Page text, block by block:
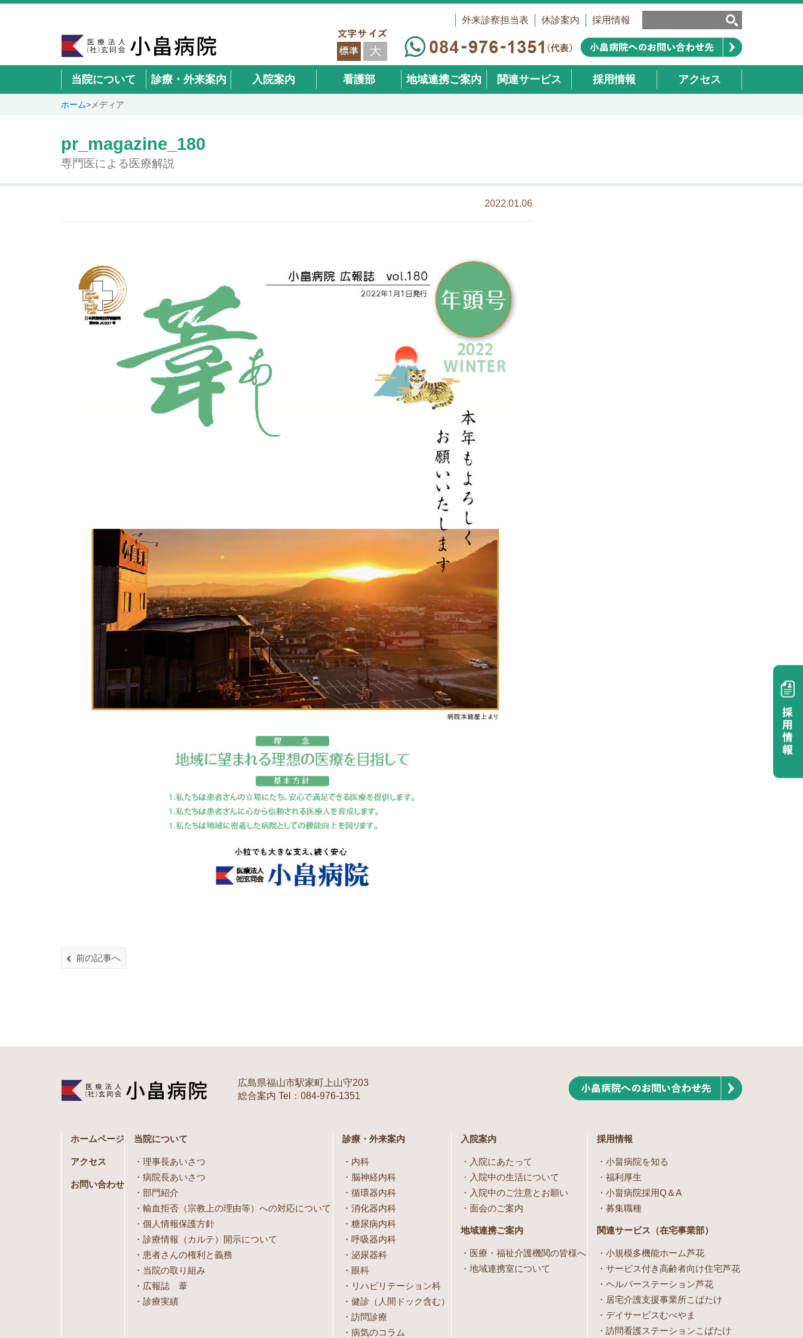
外来診察担当表 休診案内 採用情報
当院について 診療・外来案内 入院案内 看護部 地域連携ご案内 関連サービス 採用情報 アクセス
ホーム> メディア
pr_magazine_180
専門医による医療解説
2022.01.06
前の記事へ
広島県福山市駅家町上山守203
総合案内 Tel：084-976-1351
ホームページ
アクセス
お問い合わせ
当院について
理事長あいさつ
病院長あいさつ
部門紹介
輸血拒否（宗教上の理由等）への対応について
個人情報保護方針
診療情報（カルテ）開示について
患者さんの権利と義務
当院の取り組み
広報誌 葦
診療実績
診療・外来案内
内科
脳神経内科
循環器内科
消化器内科
糖尿病内科
呼吸器内科
泌尿器科
眼科
リハビリテーション科
健診（人間ドック含む）
訪問診療
病気のコラム
入院案内
入院にあたって
入院中の生活について
入院中のご注意とお願い
面会のご案内
地域連携ご案内
医療・福祉介護機関の皆様へ
地域連携室について
採用情報
小畠病院を知る
福利厚生
小畠病院採用Q＆A
募集職種
関連サービス（在宅事業部）
小規模多機能ホーム芦花
サービス付き高齢者向け住宅芦花
ヘルパーステーション芦花
居宅介護支援事業所こばたけ
デイサービスむべやま
訪問看護ステーションこばたけ